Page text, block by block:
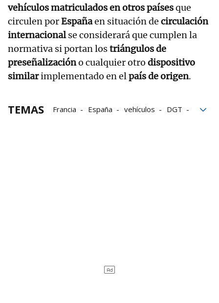
vehículos matriculados en otros paísesque
circulen porEspañaen situación de circulación
internacionalse considerará que cumplen la
normativa si portan lostriángulos de
preseñalizacióno cualquier otro dispositivo
similarimplementado en elpaís de origen.
TEMAS Francia España vehículos
DGT